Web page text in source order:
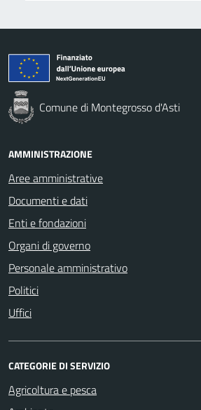
Comune di Montegrosso d'Asti
AMMINISTRAZIONE
Aree amministrative
Documenti e dati
Enti e fondazioni
Organi di governo
Personale amministrativo
Politici
Uffici
CATEGORIE DI SERVIZIO
Agricoltura e pesca